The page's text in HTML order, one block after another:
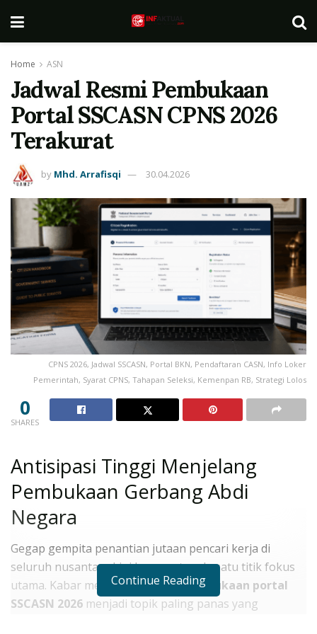
Home ASN
Jadwal Resmi Pembukaan
Portal SSCASN CPNS 2026
Terakurat
by Mhd. Arrafisqi 30.04.2026
CPNS 2026, Jadwal SSCASN, Portal BKN, Pendaftaran CASN, Info Loker
Pemerintah, Syarat CPNS, Tahapan Seleksi, Kemenpan RB, Strategi Lolos
0
SHARES
Antisipasi Tinggi Menjelang
Pembukaan Gerbang Abdi
Negara
Gegap gempita penantian jutaan pencari kerja di
seluruh nusantara kini berpusat pada satu titik fokus
utama. Kabar mengenaijadwal pembukaan portal
SSCASN 2026 menjadi topik paling panas yang
Continue Reading